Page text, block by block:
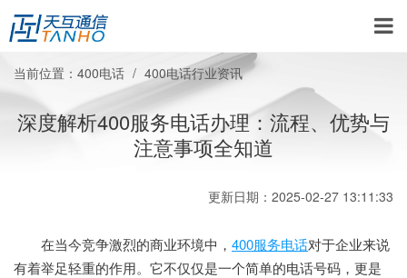
当前位置： 400电话 400电话行业资讯
深度解析400服务电话办理：流程、优势与
注意事项全知道
更新日期：2025-02-27 13:11:33
在当今竞争激烈的商业环境中， 400服务电话对于企业来说
有着举足轻重的作用。它不仅仅是一个简单的电话号码，更是